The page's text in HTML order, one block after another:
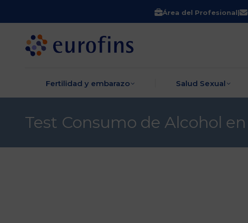
Área del Profesional|
Fertilidad y embarazo Salud Sexual
Test Consumo de Alcohol
Fertilidad y embarazo